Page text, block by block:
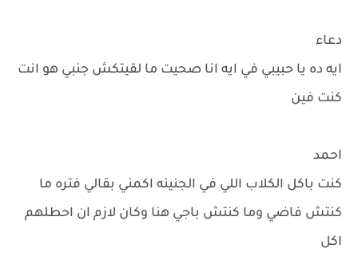
دعاء
ايه ده يا حبيبي في ايه انا صحيت ما لقيتكش جنبي هو انت
كنت فين
احمد
كنت باكل الكلاب اللي في الجنينه اكمني بقالي فتره ما
كنتش فاضي وما كنتش باجي هنا وكان لازم ان احطلهم
اكل